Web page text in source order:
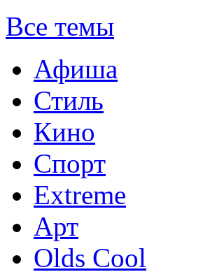
Все темы
Афиша
Стиль
Кино
Спорт
Extreme
Арт
Olds Cool